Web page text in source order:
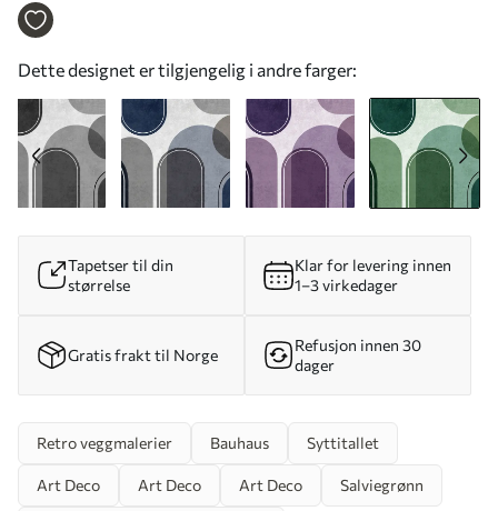
u99095v5
Dette designet er tilgjengelig i andre farger:
Tapetser til din
størrelse
Klar for levering innen
1–3 virkedager
Gratis frakt til Norge
Refusjon innen 30
dager
Retro veggmalerier Bauhaus Syttitallet
Art Deco Art Deco Art Deco Salviegrønn